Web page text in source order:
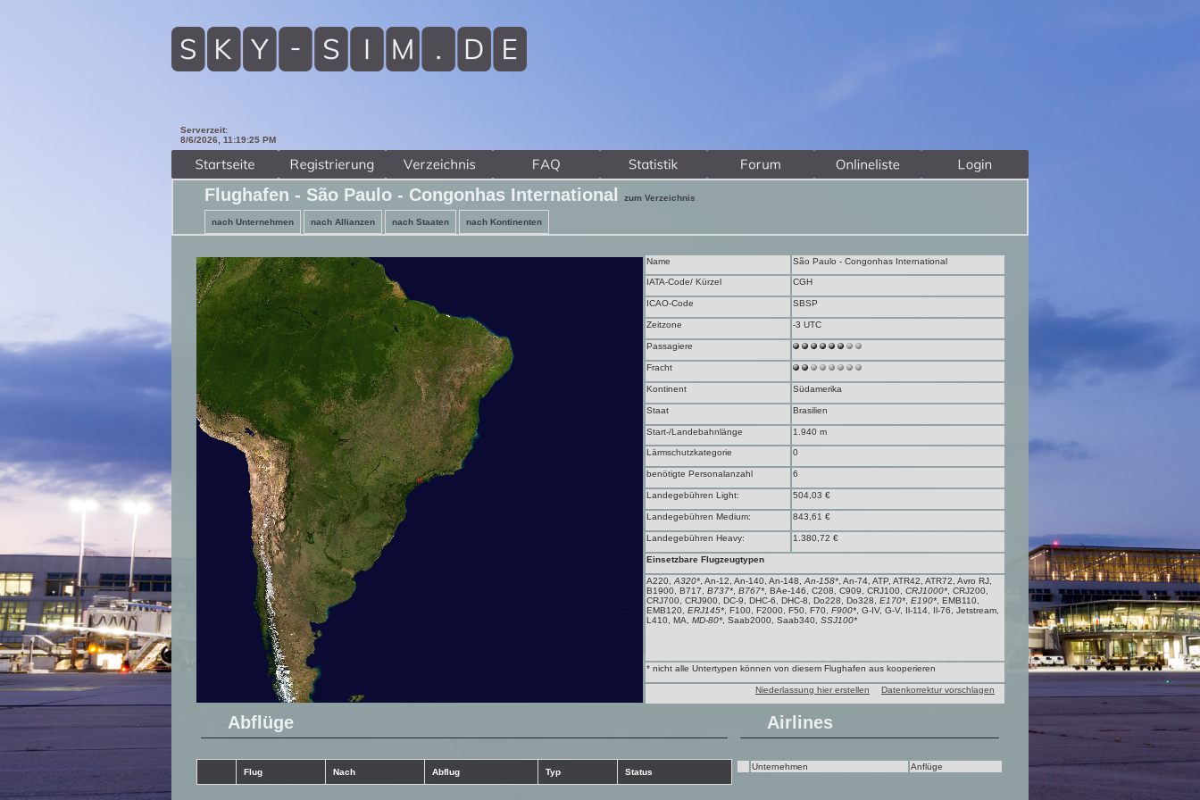
Serverzeit:
8/6/2026, 11:19:26 PM
Flughafen - São Paulo - Congonhas International zum Verzeichnis
nach Unternehmen nach Allianzen nach Staaten nach Kontinenten
Name São Paulo - Congonhas International
IATA-Code/ Kürzel CGH
ICAO-Code SBSP
Zeitzone -3 UTC
Passagiere
Fracht
Kontinent Südamerika
Staat Brasilien
Start-/Landebahnlänge 1.940 m
Lärmschutzkategorie 0
benötigte Personalanzahl 6
Landegebühren Light: 504,03 €
Landegebühren Medium: 843,61 €
Landegebühren Heavy: 1.380,72 €
Einsetzbare Flugzeugtypen
A220, A320* , An-12, An-140, An-148, An-158* , An-74, ATP, ATR42, ATR72, Avro RJ,
B1900, B717, B737* B767* , BAe-146, C208, C909, CRJ100, CRJ1000* , CRJ200,
CRJ700, CRJ900, DC-9, DHC-6, DHC-8, Do228, Do328, E170* E190* , EMB110,
EMB120, ERJ145* , F100, F2000, F50, F70, F900* , G-IV, G-V, Il-114, Il-76, Jetstream,
L410, MA, MD-80* , Saab2000, Saab340, SSJ100*
* nicht alle Untertypen können von diesem Flughafen aus kooperieren
Niederlassung hier erstellen Datenkorrektur vorschlagen
Abflüge
Flug Nach Abflug Typ Status
Airlines
Unternehmen Anflüge